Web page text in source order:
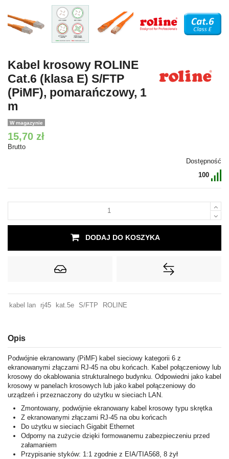
Kabel krosowy ROLINE
Cat.6 (klasa E) S/FTP
(PiMF), pomarańczowy, 1
m
W magazynie
15,70 zł
Brutto
Dostępność
100
DODAJ DO KOSZYKA
kabel lan rj45 kat.5e S/FTP ROLINE
Opis
Podwójnie ekranowany (PiMF) kabel sieciowy kategorii 6 z
ekranowanymi złączami RJ-45 na obu końcach. Kabel połączeniowy lub
krosowy do okablowania strukturalnego budynku. Odpowiedni jako kabel
krosowy w panelach krosowych lub jako kabel połączeniowy do
urządzeń i przeznaczony do użytku w sieciach LAN.
Zmontowany, podwójnie ekranowany kabel krosowy typu skrętka
Z ekranowanymi złączami RJ-45 na obu końcach
Do użytku w sieciach Gigabit Ethernet
Odporny na zużycie dzięki formowanemu zabezpieczeniu przed
załamaniem
Przypisanie styków: 1:1 zgodnie z EIA/TIA568, 8 żył